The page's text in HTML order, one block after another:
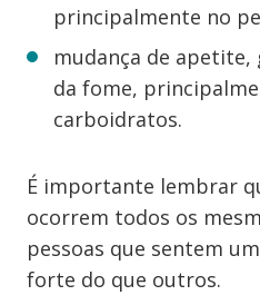
principalmente no
mudança de
da fome,
carboidratos.
É importante lembrar
ocorrem todos os
pessoas que sentem
forte do que outros.